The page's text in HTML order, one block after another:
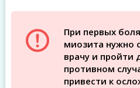
При первых
миозита нужно
врачу и пройти
противном
привести к